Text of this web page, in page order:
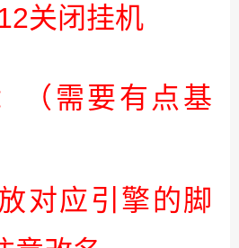
关闭挂机
（需要有点基
对应引擎的脚